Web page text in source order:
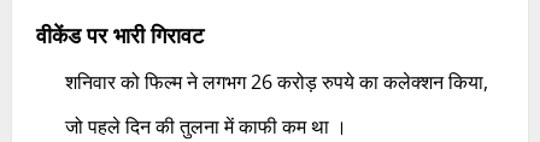
वीकेंड पर भारी गिरावट
शनिवार को फिल्म ने लगभग 26 करोड़ रुपये का कलेक्शन किया,
जो पहले दिन की तुलना में काफी कम था ।